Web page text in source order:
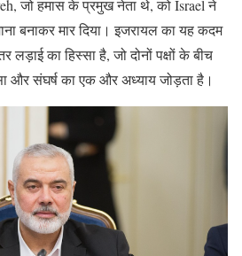
जो हमास के प्रमुख नेता थे, को Israel ने
बनाकर मार दिया। इजरायल का यह कदम
का हिस्सा है, जो दोनों पक्षों के बीच
और संघर्ष का एक और अध्याय जोड़ता है।